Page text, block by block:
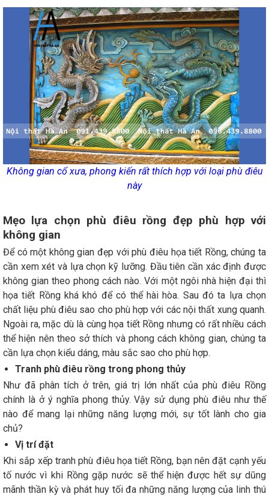
Không gian cổ xưa, phong kiến rất thích hợp với loại phù điêu
này
Mẹo lựa chọn phù điêu rồng đẹp phù hợp với
không gian
Để có một không gian đẹp với phù điêu họa tiết Rồng, chúng ta
cần xem xét và lựa chọn kỹ lưỡng. Đầu tiên cần xác định được
không gian theo phong cách nào. Với một ngôi nhà hiện đại thì
họa tiết Rồng khá khó để có thể hài hòa. Sau đó ta lựa chọn
chất liệu phù điêu sao cho phù hợp với các nội thất xung quanh.
Ngoài ra, mặc dù là cùng họa tiết Rồng nhưng có rất nhiều cách
thể hiện nên theo sở thích và phong cách không gian, chúng ta
cần lựa chọn kiểu dáng, màu sắc sao cho phù hợp.
Tranh phù điêu rồng trong phong thủy
Như đã phân tích ở trên, giá trị lớn nhất của phù điêu Rồng
chính là ở ý nghĩa phong thủy. Vậy sử dụng phù điêu như thế
nào để mang lại những năng lượng mới, sự tốt lành cho gia
chủ?
Vị trí đặt
Khi sắp xếp tranh phù điêu họa tiết Rồng, bạn nên đặt cạnh yếu
tố nước vì khi Rồng gặp nước sẽ thể hiện được hết sự dũng
mãnh thần kỳ và phát huy tối đa những năng lượng của linh thú